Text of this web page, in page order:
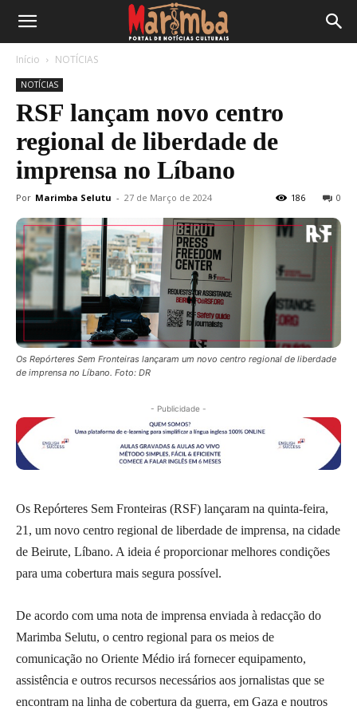
Início NOTÍCIAS
NOTÍCIAS
RSF lançam novo centro
regional de liberdade de
imprensa no Líbano
Por Marimba Selutu - 27 de Março de 2024 0
186
Os Repórteres Sem Fronteiras lançaram um novo centro regional de liberdade
de imprensa no Líbano. Foto: DR
- Publicidade -
Os Repórteres Sem Fronteiras (RSF) lançaram na quinta-feira,
21, um novo centro regional de liberdade de imprensa, na cidade
de Beirute, Líbano. A ideia é proporcionar melhores condições
para uma cobertura mais segura possível.
De acordo com uma nota de imprensa enviada à redacção do
Marimba Selutu, o centro regional para os meios de
comunicação no Oriente Médio irá fornecer equipamento,
assistência e outros recursos necessários aos jornalistas que se
encontram na linha de cobertura da guerra, em Gaza e noutros